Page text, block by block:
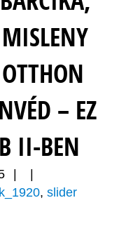
– EZ
II-BEN
, slider